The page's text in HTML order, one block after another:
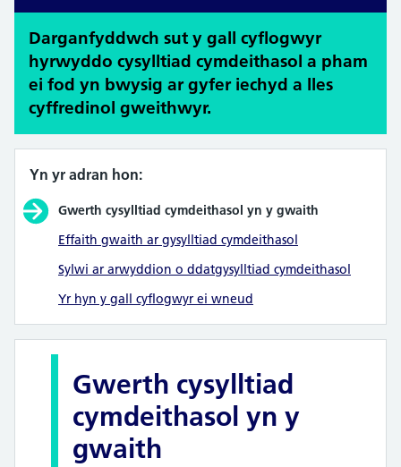
Darganfyddwch sut y gall cyflogwyr
hyrwyddo cysylltiad cymdeithasol a pham
ei fod yn bwysig ar gyfer iechyd a lles
cyffredinol gweithwyr.
Yn yr adran hon:
Gwerth cysylltiad cymdeithasol yn y gwaith
Effaith gwaith ar gysylltiad cymdeithasol
Sylwi ar arwyddion o ddatgysylltiad cymdeithasol
Yr hyn y gall cyflogwyr ei wneud
Gwerth cysylltiad
cymdeithasol yn y
gwaith